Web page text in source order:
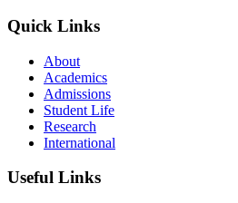
Quick Links
About
Academics
Admissions
Student Life
Research
International
Useful Links